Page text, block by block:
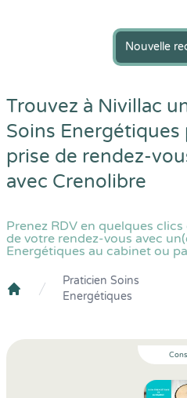
Nouvelle
Trouvez à Nivillac
Soins Energétiques
prise de rendez-
avec Crenolibre
Prenez RDV en quelques
de votre rendez-vous avec
Energétiques au cabinet ou
Crenolibre
Praticien Soins
Energétiques